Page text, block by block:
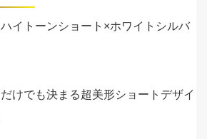
イトーンショート×ホワイトシルバ
けでも決まる超美形ショートデザイ